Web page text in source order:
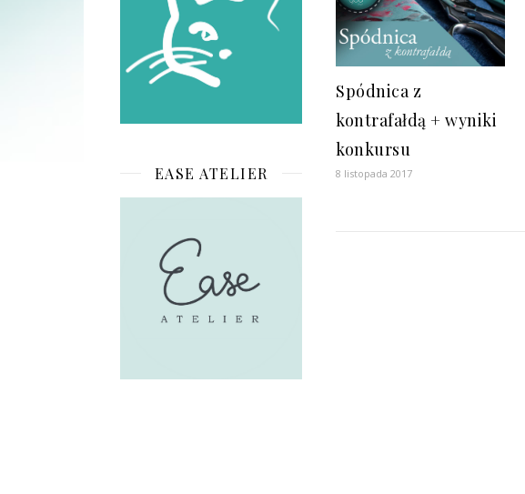
EASE ATELIER
Spódnica z
kontrafałdą + wyniki
konkursu
8 listopada 2017